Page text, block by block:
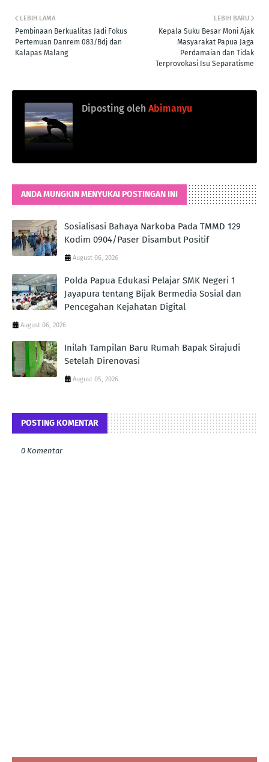
LEBIH BARU
Kepala Suku Besar Moni Ajak
Masyarakat Papua Jaga
Perdamaian dan Tidak
Terprovokasi Isu Separatisme
LEBIH LAMA
Pembinaan Berkualitas Jadi Fokus
Pertemuan Danrem 083/Bdj dan
Kalapas Malang
Diposting oleh Abimanyu
ANDA MUNGKIN MENYUKAI POSTINGAN INI
Sosialisasi Bahaya Narkoba Pada TMMD 129
Kodim 0904/Paser Disambut Positif
August 06, 2026
Polda Papua Edukasi Pelajar SMK Negeri 1
Jayapura tentang Bijak Bermedia Sosial dan
Pencegahan Kejahatan Digital
August 06, 2026
Inilah Tampilan Baru Rumah Bapak Sirajudi
Setelah Direnovasi
August 05, 2026
POSTING KOMENTAR
0 Komentar